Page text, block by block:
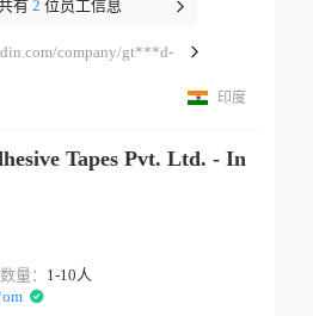
有2 位员工信息
company/gt***d-
印度
Tapes Pvt. Ltd. - In
量： 1-10人